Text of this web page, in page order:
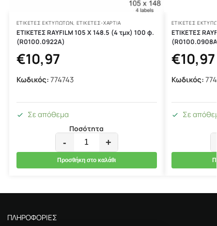
ΕΤΙΚΈΤΕΣ ΕΚΤΥΠΩΤΏΝ, ΕΤΙΚΕΤΕΣ-ΧΑΡΤΙΑ
ΕΤΙΚΕΤΕΣ RAYFILM 105 Χ 148.5 (4 τμχ) 100 φ.
(R0100.0922A)
€10,97
Κωδικός:774743
Σε απόθεμα
Ποσότητα
- +
Προσθήκη στο καλάθι
ΕΤΙΚΈΤΕΣ
ΕΤΙΚΕΤΕΣ
€10,97
Κωδικός:
Σε
ΠΛΗΡΟΦΟΡΙΕΣ